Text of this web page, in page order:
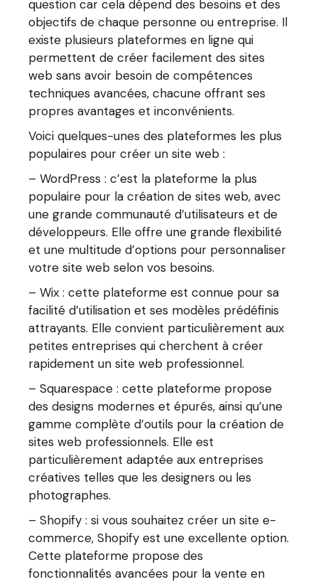
question car cela dépend des besoins et des
objectifs de chaque personne ou entreprise. Il
existe plusieurs plateformes en ligne qui
permettent de créer facilement des sites
web sans avoir besoin de compétences
techniques avancées, chacune offrant ses
propres avantages et inconvénients.
Voici quelques-unes des plateformes les plus
populaires pour créer un site web :
– WordPress : c’est la plateforme la plus
populaire pour la création de sites web, avec
une grande communauté d’utilisateurs et de
développeurs. Elle offre une grande flexibilité
et une multitude d’options pour personnaliser
votre site web selon vos besoins.
– Wix : cette plateforme est connue pour sa
facilité d’utilisation et ses modèles prédéfinis
attrayants. Elle convient particulièrement aux
petites entreprises qui cherchent à créer
rapidement un site web professionnel.
– Squarespace : cette plateforme propose
des designs modernes et épurés, ainsi qu’une
gamme complète d’outils pour la création de
sites web professionnels. Elle est
particulièrement adaptée aux entreprises
créatives telles que les designers ou les
photographes.
– Shopify : si vous souhaitez créer un site e-
commerce, Shopify est une excellente option.
Cette plateforme propose des
fonctionnalités avancées pour la vente en